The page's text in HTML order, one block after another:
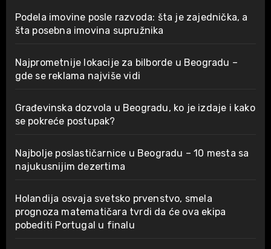
Podela imovine posle razvoda: šta je zajednička, a
šta posebna imovina supružnika
Najprometnije lokacije za bilborde u Beogradu –
gde se reklama najviše vidi
Građevinska dozvola u Beogradu, ko je izdaje i kako
se pokreće postupak?
Najbolje poslastičarnice u Beogradu – 10 mesta sa
najukusnijim dezertima
Holandija osvaja svetsko prvenstvo, smela
prognoza matematičara tvrdi da će ova ekipa
pobediti Portugal u finalu